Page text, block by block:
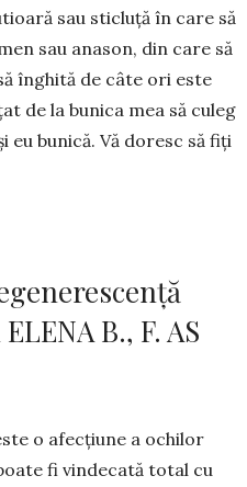
sau sticluță în care să
sau ana­son, din care să
în­ghită de câte ori este
de la bunica mea să culeg
eu bunică. Vă doresc să fiți
B., F. AS
o afecțiune a ochilor
fi vindecată to­tal cu